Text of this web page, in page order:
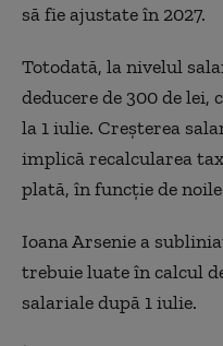
să fie ajustate în 2027.
Totodată, la nivelul
deducere de 300 de lei,
la 1 iulie. Creșterea
implică recalcularea
plată, în funcție de
Ioana Arsenie a
trebuie luate în calcul
salariale după 1 iulie.